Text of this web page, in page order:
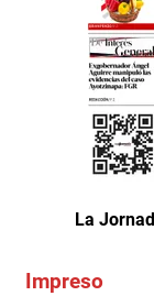
La
Impreso